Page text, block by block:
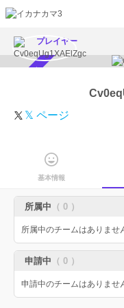
プレイヤー
𝕏 ページ
基本情報
所属中 （ 0 ）
所属中のチームはありませ
申請中 （ 0 ）
申請中のチームはありませ